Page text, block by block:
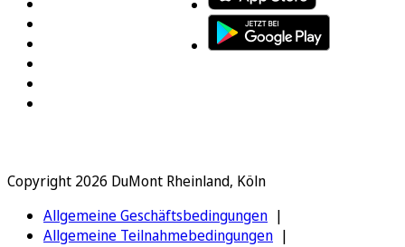
Copyright 2026 DuMont Rheinland, Köln
Allgemeine Geschäftsbedingungen
Allgemeine Teilnahmebedingungen